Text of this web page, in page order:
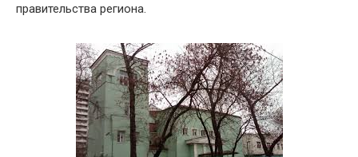
правительства региона.